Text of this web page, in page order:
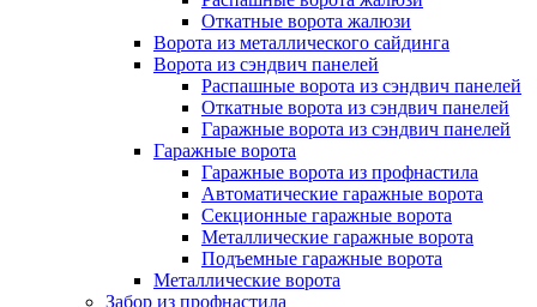
Откатные ворота жалюзи
Ворота из металлического сайдинга
Ворота из сэндвич панелей
Распашные ворота из сэндвич панелей
Откатные ворота из сэндвич панелей
Гаражные ворота из сэндвич панелей
Гаражные ворота
Гаражные ворота из профнастила
Автоматические гаражные ворота
Секционные гаражные ворота
Металлические гаражные ворота
Подъемные гаражные ворота
Металлические ворота
Забор из профнастила